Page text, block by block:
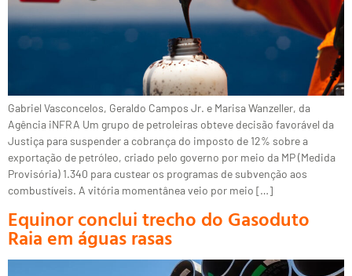
Gabriel Vasconcelos, Geraldo Campos Jr. e Marisa Wanzeller, da
Agência iNFRA Um grupo de petroleiras obteve decisão favorável da
Justiça para suspender a cobrança do imposto de 12% sobre a
exportação de petróleo, criado pelo governo por meio da MP (Medida
Provisória) 1.340 para custear os programas de subvenção aos
combustíveis. A vitória momentânea veio por meio […]
Equinor conclui trecho do Gasoduto
Raia em águas rasas